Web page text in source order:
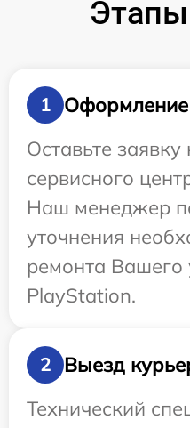
1
Оформление
Оставьте заявку
сервисного
Наш менеджер
уточнения
ремонта Вашего
PlayStation.
2
Выезд
Технический